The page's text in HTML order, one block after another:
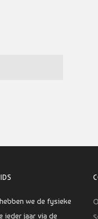
we de fysieke
ieder jaar via de